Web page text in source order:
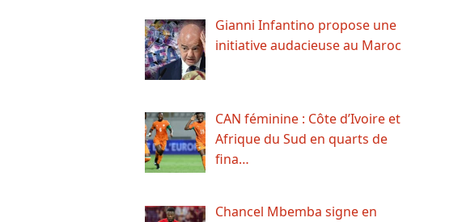
Gianni Infantino propose une
initiative audacieuse au Maroc
CAN féminine : Côte d’Ivoire et
Afrique du Sud en quarts de
fina…
Chancel Mbemba signe en